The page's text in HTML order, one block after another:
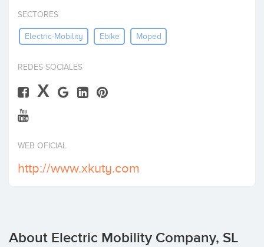
Invest
SECTORES
Electric-Mobility Ebike Moped
REDES SOCIALES
X
WEB OFICIAL
http://www.xkuty.com
About Electric Mobility Company, SL